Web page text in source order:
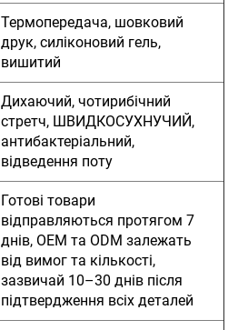
Термопередача, шовковий
друк, силіконовий гель,
вишитий
Дихаючий, чотирибічний
стретч, ШВИДКОСУХНУЧИЙ,
антибактеріальний,
відведення поту
Готові товари
відправляються протягом 7
днів, OEM та ODM залежать
від вимог та кількості,
зазвичай 10–30 днів після
підтвердження всіх деталей